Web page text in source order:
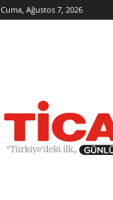
Cuma, Ağustos 7, 2026